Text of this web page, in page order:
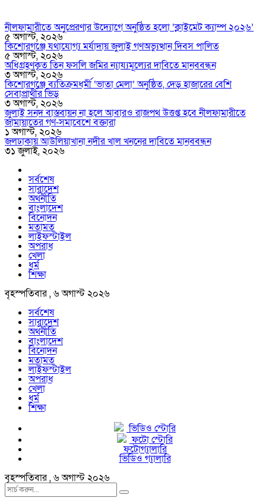
নীলফামারীতে অনুপ্রেরণার উদ্যোগে অনুষ্ঠিত হলো ‘ক্লাইমেট ক্যাম্প ২০২৬’
৫ অগাস্ট, ২০২৬
কিশোরগঞ্জে যথাযোগ্য মর্যাদায় জুলাই গণঅভ্যুত্থান দিবস পালিত
৫ অগাস্ট, ২০২৬
অধিগ্রহণকৃত তিন ফসলি জমির ন্যায্যমূল্যের দাবিতে মানববন্ধন
৩ অগাস্ট, ২০২৬
কিশোরগঞ্জে ব্যতিক্রমধর্মী ‘ভাতা মেলা’ অনুষ্ঠিত, দেড় হাজারের বেশি
সেবাপ্রার্থীর ভিড়
৩ অগাস্ট, ২০২৬
জুলাই সনদ বাস্তবায়ন না হলে আবারও রাজপথ উত্তপ্ত হবে নীলফামারীতে
জামায়াতের গণ-সমাবেশে বক্তারা
১ অগাস্ট, ২০২৬
জলঢাকায় আউলিয়াখানা নদীর খাল খননের দাবিতে মানববন্ধন
৩১ জুলাই, ২০২৬
সর্বশেষ
সারাদেশ
অর্থনীতি
বাংলাদেশ
বিনোদন
মতামত
লাইফস্টাইল
অপরাধ
খেলা
ধর্ম
শিক্ষা
বৃহস্পতিবার , ৬ অগাস্ট ২০২৬
সর্বশেষ
সারাদেশ
অর্থনীতি
বাংলাদেশ
বিনোদন
মতামত
লাইফস্টাইল
অপরাধ
খেলা
ধর্ম
শিক্ষা
ভিডিও স্টোরি
ফটো স্টোরি
ফটোগ্যালারি
ভিডিও গ্যালারি
বৃহস্পতিবার , ৬ অগাস্ট ২০২৬